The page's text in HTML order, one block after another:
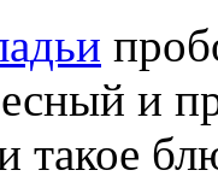
и
такое